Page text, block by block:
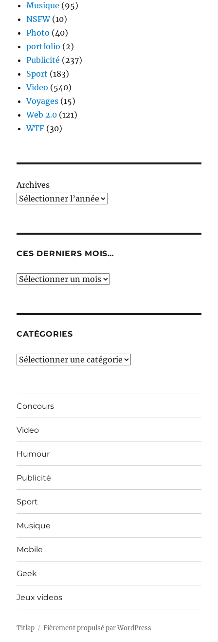
Musique (95)
NSFW(10)
Photo (40)
portfolio (2)
Publicité (237)
Sport (183)
Video (540)
Voyages (15)
Web 2.0 (121)
WTF (30)
Archives
CES DERNIERS MOIS…
Ces
CATÉGORIES
Catégories
Concours
Video
Humour
Publicité
Sport
Musique
Mobile
Geek
Jeux videos
Titlap Fièrement propulsé par WordPress